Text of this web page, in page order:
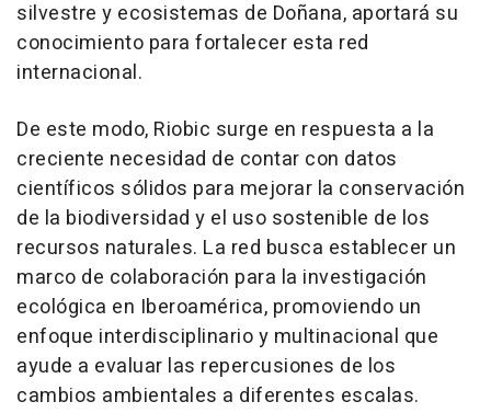
silvestre y ecosistemas de Doñana, aportará su
conocimiento para fortalecer esta red
internacional.
De este modo, Riobic surge en respuesta a la
creciente necesidad de contar con datos
científicos sólidos para mejorar la conservación
de la biodiversidad y el uso sostenible de los
recursos naturales. La red busca establecer un
marco de colaboración para la investigación
ecológica en Iberoamérica, promoviendo un
enfoque interdisciplinario y multinacional que
ayude a evaluar las repercusiones de los
cambios ambientales a diferentes escalas.